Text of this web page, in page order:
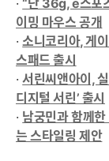
· “단 36g, e스포
이밍 마우스 공개
·소니코리아, 게
스패드 출시
·서린씨앤아이,
디지털 서린’ 출시
· 남궁민과 함께
는 스타일링 제안